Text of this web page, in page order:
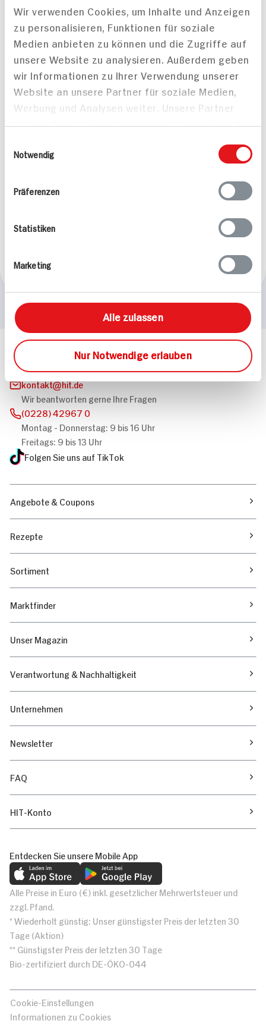
Wir verwenden Cookies, um Inhalte und Anzeigen
zu personalisieren, Funktionen für soziale
Medien anbieten zu können und die Zugriffe auf
unsere Website zu analysieren. Außerdem geben
wir Informationen zu Ihrer Verwendung unserer
Website an unsere Partner für soziale Medien,
Werbung und Analysen weiter. Unsere Partner
führen diese Informationen möglicherweise mit
bereitgestellt haben oder die sie im Rahmen
Notwendig
Präferenzen
Statistiken
Marketing
Alle zulassen
Nur Notwendige erlauben
12 Stück
Leicht
Häufig gestellte Fragen
Mehr Informationen in unserem FAQ
kontakt
hit.de
Wir beantworten gerne Ihre Fragen
(0228) 42967 0
Montag - Donnerstag: 9 bis 16 Uhr
Freitags: 9 bis 13 Uhr
Folgen Sie uns auf TikTok
Angebote & Coupons
Rezepte
Sortiment
Marktfinder
Unser Magazin
Verantwortung & Nachhaltigkeit
Unternehmen
Newsletter
FAQ
HIT-Konto
Entdecken Sie unsere Mobile App
Alle Preise in Euro (€) inkl. gesetzlicher Mehrwertsteuer und
zzgl. Pfand.
* Wiederholt günstig: Unser günstigster Preis der letzten 30
Tage (Aktion)
** Günstigster Preis der letzten 30 Tage
Bio-zertifiziert durch DE-ÖKO-044
Cookie-Einstellungen
Informationen zu Cookies